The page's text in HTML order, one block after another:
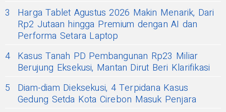
3
Harga Tablet Agustus 2026 Makin Menarik, Dari
Rp2 Jutaan hingga Premium dengan AI dan
Performa Setara Laptop
4 Kasus Tanah PD Pembangunan Rp23 Miliar
Berujung Eksekusi, Mantan Dirut Beri Klarifikasi
5
Diam-diam Dieksekusi, 4 Terpidana Kasus
Gedung Setda Kota Cirebon Masuk Penjara